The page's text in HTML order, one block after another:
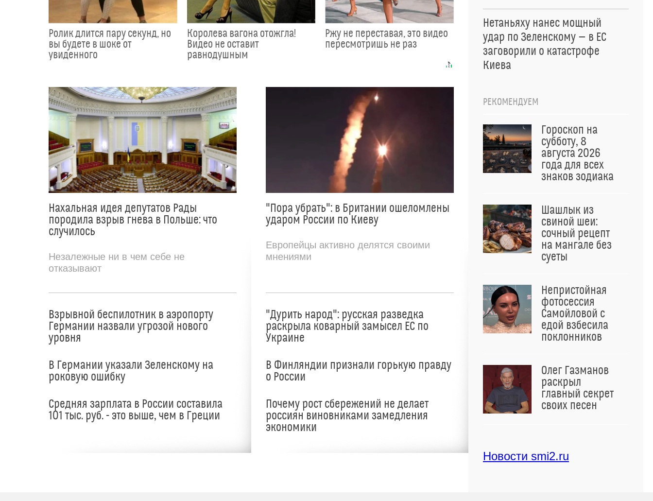
Ролик длится пару секунд, но
вы будете в шоке от
увиденного
Королева вагона отожгла!
Видео не оставит
равнодушным
Ржу не переставая, это видео
пересмотришь не раз
Нахальная идея депутатов Рады
породила взрыв гнева в Польше: что
случилось
Незалежные ни в чем себе не
отказывают
Взрывной беспилотник в аэропорту
Германии назвали угрозой нового
уровня
В Германии указали Зеленскому на
роковую ошибку
Средняя зарплата в России составила
101 тыс. руб. - это выше, чем в Греции
"Пора убрать": в Британии ошеломлены
ударом России по Киеву
Европейцы активно делятся своими
мнениями
"Дурить народ": русская разведка
раскрыла коварный замысел ЕС по
Украине
В Финляндии признали горькую правду
о России
Почему рост сбережений не делает
россиян виновниками замедления
экономики
Нетаньяху нанес мощный
удар по Зеленскому — в ЕС
заговорили о катастрофе
Киева
РЕКОМЕНДУЕМ
Гороскоп на
субботу, 8
августа 2026
года для всех
знаков зодиака
Шашлык из
свиной шеи:
сочный рецепт
на мангале без
суеты
Непристойная
фотосессия
Самойловой с
едой взбесила
поклонников
Олег Газманов
раскрыл
главный секрет
своих песен
Новости smi2.ru